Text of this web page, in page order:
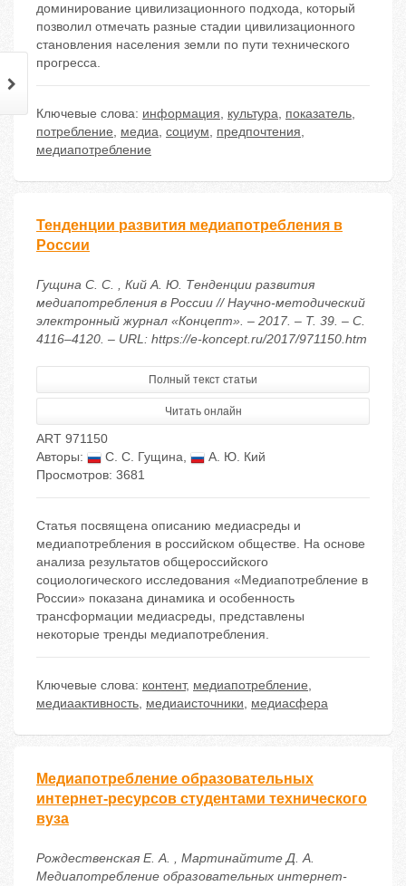
доминирование цивилизационного подхода, который
позволил отмечать разные стадии цивилизационного
становления населения земли по пути технического
прогресса.
Ключевые слова: информация, культура, показатель,
потребление, медиа, социум, предпочтения,
медиапотребление
Тенденции развития медиапотребления в
России
Гущина С. С. , Кий А. Ю. Тенденции развития
медиапотребления в России // Научно-методический
электронный журнал «Концепт». – 2017. – Т. 39. – С.
4116–4120. – URL: https://e-koncept.ru/2017/971150.htm
Полный текст статьи
Читать онлайн
ART 971150
Авторы:
С. С. Гущина,
А. Ю. Кий
Просмотров: 3681
Статья посвящена описанию медиасреды и
медиапотребления в российском обществе. На основе
анализа результатов общероссийского
социологического исследования «Медиапотребление в
России» показана динамика и особенность
трансформации медиасреды, представлены
некоторые тренды медиапотребления.
Ключевые слова: контент, медиапотребление,
медиаактивность, медиаисточники, медиасфера
Медиапотребление образовательных
интернет-ресурсов студентами технического
вуза
Рождественская Е. А. , Мартинайтите Д. А.
Медиапотребление образовательных интернет-